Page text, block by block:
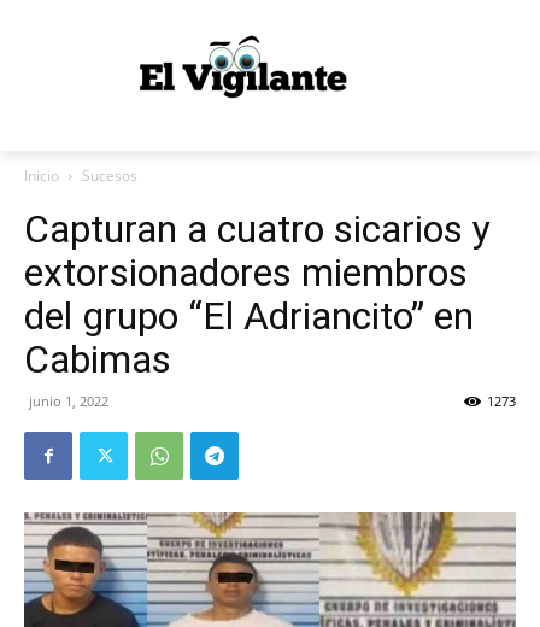
Inicio Sucesos
Capturan a cuatro sicarios y
extorsionadores miembros
del grupo “El Adriancito” en
Cabimas
junio 1, 2022 1273